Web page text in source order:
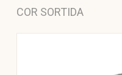
COR SORTIDA